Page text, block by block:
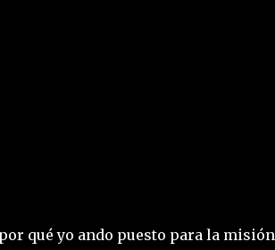
qué yo ando puesto para la misión